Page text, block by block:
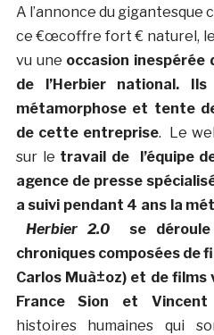
A l’annonce du
ce €œcoffre fort € naturel,
vu une occasion inespérée
de l’Herbier national.
métamorphose et tente
de cette entreprise. Le
sur le travail de l’équipe
agence de presse
a suivi pendant 4 ans la
Herbier 2.0se déroule
chroniques composées de
Carlos Muà±oz) et de films
France Sion et Vincent
histoires humaines qui